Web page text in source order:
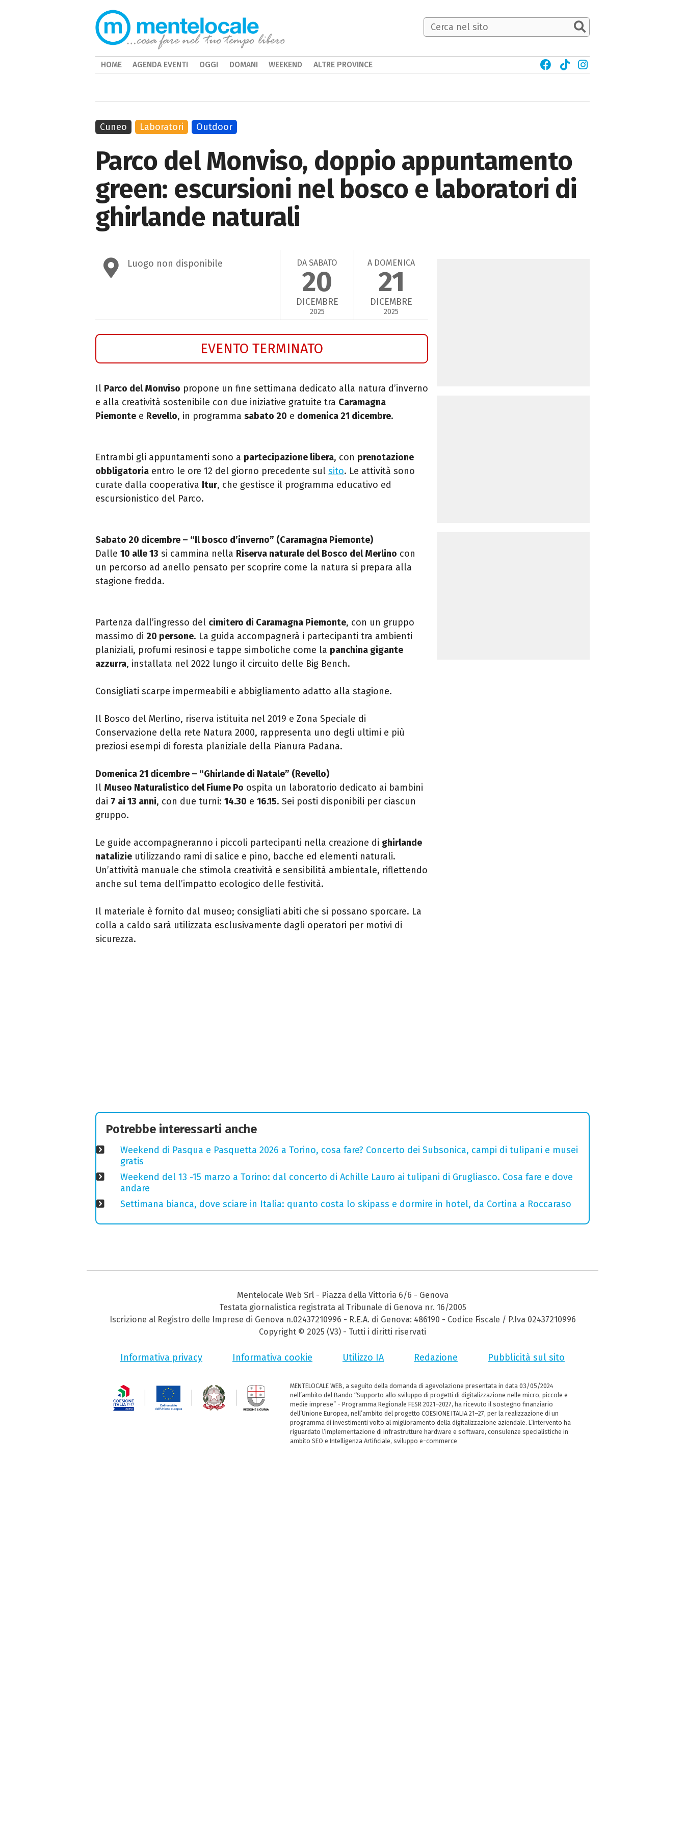
Parco del Monviso, doppio appuntamento
green: escursioni nel bosco e laboratori di
ghirlande naturali
Luogo non disponibile DA SABATO
20
DICEMBRE
2025
A DOMENICA
21
DICEMBRE
2025
EVENTO TERMINATO
Il Parco del Monviso propone un fine settimana dedicato alla natura d’inverno
e alla creatività sostenibile con due iniziative gratuite tra Caramagna
Piemonte e Revello, in programma sabato 20 e domenica 21 dicembre.
Entrambi gli appuntamenti sono a partecipazione libera, con prenotazione
obbligatoria entro le ore 12 del giorno precedente sul sito. Le attività sono
curate dalla cooperativa Itur, che gestisce il programma educativo ed
escursionistico del Parco.
Sabato 20 dicembre – “Il bosco d’inverno” (Caramagna Piemonte)
Dalle 10 alle 13 si cammina nella Riserva naturale del Bosco del Merlino con
un percorso ad anello pensato per scoprire come la natura si prepara alla
stagione fredda.
Partenza dall’ingresso del cimitero di Caramagna Piemonte, con un gruppo
massimo di 20 persone. La guida accompagnerà i partecipanti tra ambienti
planiziali, profumi resinosi e tappe simboliche come la panchina gigante
azzurra, installata nel 2022 lungo il circuito delle Big Bench.
Consigliati scarpe impermeabili e abbigliamento adatto alla stagione.
Il Bosco del Merlino, riserva istituita nel 2019 e Zona Speciale di
Conservazione della rete Natura 2000, rappresenta uno degli ultimi e più
preziosi esempi di foresta planiziale della Pianura Padana.
Domenica 21 dicembre – “Ghirlande di Natale” (Revello)
Il Museo Naturalistico del Fiume Po ospita un laboratorio dedicato ai bambini
dai 7 ai 13 anni, con due turni: 14.30 e 16.15. Sei posti disponibili per ciascun
gruppo.
Le guide accompagneranno i piccoli partecipanti nella creazione di ghirlande
natalizie utilizzando rami di salice e pino, bacche ed elementi naturali.
Un’attività manuale che stimola creatività e sensibilità ambientale, riflettendo
anche sul tema dell’impatto ecologico delle festività.
Il materiale è fornito dal museo; consigliati abiti che si possano sporcare. La
colla a caldo sarà utilizzata esclusivamente dagli operatori per motivi di
sicurezza.
Cuneo Laboratori Outdoor
Potrebbe interessarti anche
Weekend di Pasqua e Pasquetta 2026 a Torino, cosa fare? Concerto dei Subsonica, campi di tulipani e musei
gratis
Weekend del 13 -15 marzo a Torino: dal concerto di Achille Lauro ai tulipani di Grugliasco. Cosa fare e dove
andare
Settimana bianca, dove sciare in Italia: quanto costa lo skipass e dormire in hotel, da Cortina a Roccaraso
HOME AGENDA EVENTI OGGI DOMANI WEEKEND ALTRE PROVINCE
Mentelocale Web Srl - Piazza della Vittoria 6/6 - Genova
Testata giornalistica registrata al Tribunale di Genova nr. 16/2005
Iscrizione al Registro delle Imprese di Genova n.02437210996 - R.E.A. di Genova: 486190 - Codice Fiscale / P.Iva 02437210996
Copyright © 2025 (V3) - Tutti i diritti riservati
Informativa privacy Informativa cookie Utilizzo IA Redazione Pubblicità sul sito
MENTELOCALE WEB, a seguito della domanda di agevolazione presentata in data 03/05/2024
nell’ambito del Bando “Supporto allo sviluppo di progetti di digitalizzazione nelle micro, piccole e
medie imprese” - Programma Regionale FESR 2021–2027, ha ricevuto il sostegno finanziario
dell’Unione Europea, nell’ambito del progetto COESIONE ITALIA 21–27, per la realizzazione di un
programma di investimenti volto al miglioramento della digitalizzazione aziendale. L’intervento ha
riguardato l’implementazione di infrastrutture hardware e software, consulenze specialistiche in
ambito SEO e Intelligenza Artificiale, sviluppo e-commerce